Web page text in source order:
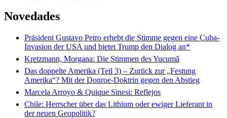
Novedades
Präsident Gustavo Petro erhebt die Stimme gegen eine Cuba-
Invasion der USA und bietet Trump den Dialog an*
Kretzmann, Morgana: Die Stimmen des Yucumã
Das doppelte Amerika (Teil 3) – Zurück zur „Festung
Amerika“? Mit der Donroe-Doktrin gegen den Abstieg
Marcela Arroyo & Quique Sinesi: Reflejos
Chile: Herrscher über das Lithium oder ewiger Lieferant in
der neuen Geopolitik?